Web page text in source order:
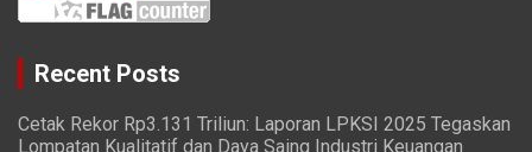
Recent Posts
Cetak Rekor Rp3.131 Triliun: Laporan LPKSI 2025 Tegaskan
Lompatan Kualitatif dan Daya Saing Industri Keuangan